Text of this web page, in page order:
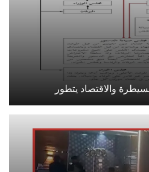
والاقتصاد يتطور